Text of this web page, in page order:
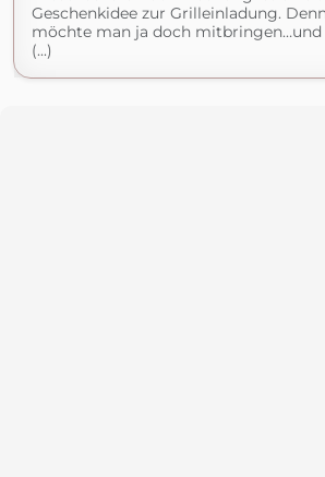
Geschenkidee zur Grilleinladung.
möchte man ja doch mitbringen…und
(...)